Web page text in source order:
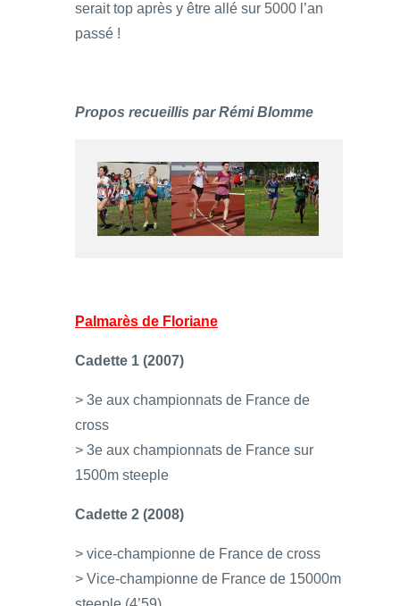
serait top après y être allé sur 5000 l’an
passé !
Propos recueillis par Rémi Blomme
Palmarès de Floriane
Cadette 1 (2007)
> 3e aux championnats de France de
cross
> 3e aux championnats de France sur
1500m steeple
Cadette 2 (2008)
> vice-championne de France de cross
> Vice-championne de France de 15000m